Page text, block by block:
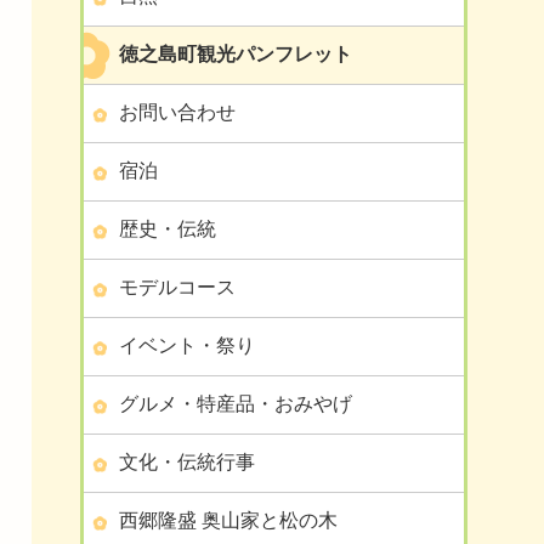
徳之島町観光パンフレット
お問い合わせ
宿泊
歴史・伝統
モデルコース
イベント・祭り
グルメ・特産品・おみやげ
文化・伝統行事
西郷隆盛 奥山家と松の木